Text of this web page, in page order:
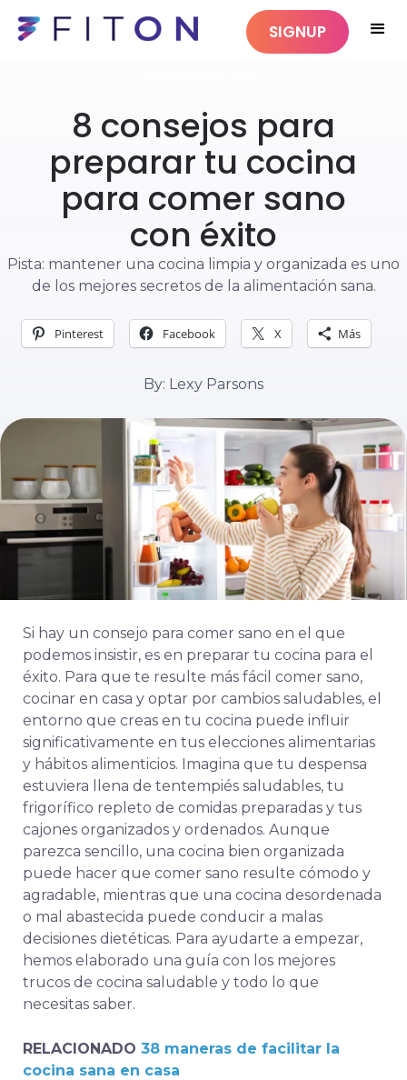
SIGNUP
8 consejos para
preparar tu cocina
para comer sano
con éxito
Pista: mantener una cocina limpia y organizada es uno
de los mejores secretos de la alimentación sana.
Pinterest Facebook X Más
By: Lexy Parsons
Si hay un consejo para comer sano en el que
podemos insistir, es en preparar tu cocina para el
éxito. Para que te resulte más fácil comer sano,
cocinar en casa y optar por cambios saludables, el
entorno que creas en tu cocina puede influir
significativamente en tus elecciones alimentarias
y hábitos alimenticios. Imagina que tu despensa
estuviera llena de tentempiés saludables, tu
frigorífico repleto de comidas preparadas y tus
cajones organizados y ordenados. Aunque
parezca sencillo, una cocina bien organizada
puede hacer que comer sano resulte cómodo y
agradable, mientras que una cocina desordenada
o mal abastecida puede conducir a malas
decisiones dietéticas. Para ayudarte a empezar,
hemos elaborado una guía con los mejores
trucos de cocina saludable y todo lo que
necesitas saber.
RELACIONADO 38 maneras de facilitar la
cocina sana en casa